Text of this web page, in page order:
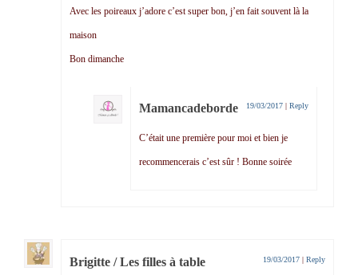
Avec les poireaux j’adore c’est super bon, j’en fait souvent là la
maison
Bon dimanche
Mamancadeborde 19/03/2017 Reply
C’était une première pour moi et bien je
recommencerais c’est sûr ! Bonne soirée
Brigitte / Les filles à table 19/03/2017 Reply